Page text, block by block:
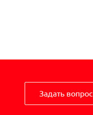
Задать вопрос